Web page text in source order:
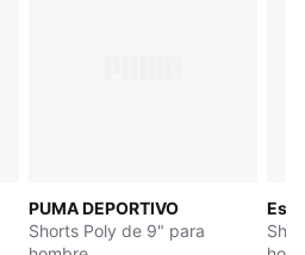
PUMA DEPORTIVO
Shorts Poly de 9" para